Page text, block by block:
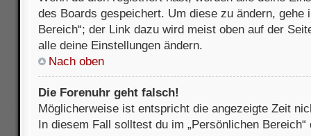
des Boards gespeichert. Um diese zu ändern, gehe
Bereich“; der Link dazu wird meist oben auf der
alle deine Einstellungen ändern.
Nach oben
Die Forenuhr geht falsch!
Möglicherweise ist entspricht die angezeigte Zeit
In diesem Fall solltest du im „Persönlichen